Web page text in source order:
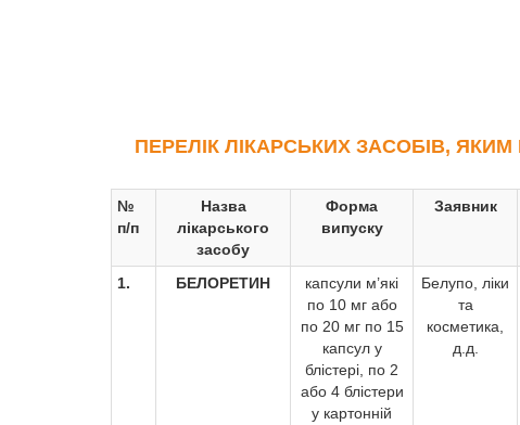
ПЕРЕЛІК ЛІКАРСЬКИХ ЗАСОБІВ,
№
п/п
Назва
лікарського
засобу
Форма
випуску
Заявник
1. БЕЛОРЕТИН
капсули м’які
по 10 мг або
по 20 мг по 15
капсул у
блістері, по 2
або 4 блістери
у картонній
Белупо, ліки
та
косметика,
д.д.